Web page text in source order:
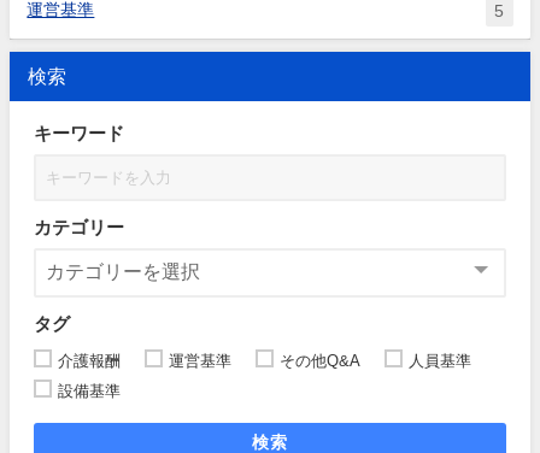
運営基準 5
検索
キーワード
カテゴリー
タグ
介護報酬 運営基準 その他Q&A
人員基準
設備基準
検索